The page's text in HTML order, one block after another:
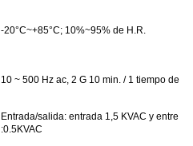
-20°C~+85°C; 10%~95% de H.R.
10 ~ 500 Hz ac, 2 G 10 min. / 1 tiempo de
Entrada/salida: entrada 1,5 KVAC y entre
:0.5KVAC